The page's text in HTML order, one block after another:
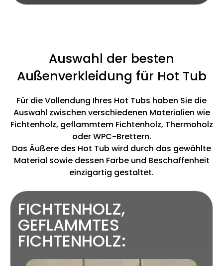
Auswahl der besten
Außenverkleidung für Hot Tub
Für die Vollendung Ihres Hot Tubs haben Sie die
Auswahl zwischen verschiedenen Materialien wie
Fichtenholz, geflammtem Fichtenholz, Thermoholz
oder WPC-Brettern.
Das Äußere des Hot Tub wird durch das gewählte
Material sowie dessen Farbe und Beschaffenheit
einzigartig gestaltet.
FICHTENHOLZ,
GEFLAMMTES
FICHTENHOLZ: